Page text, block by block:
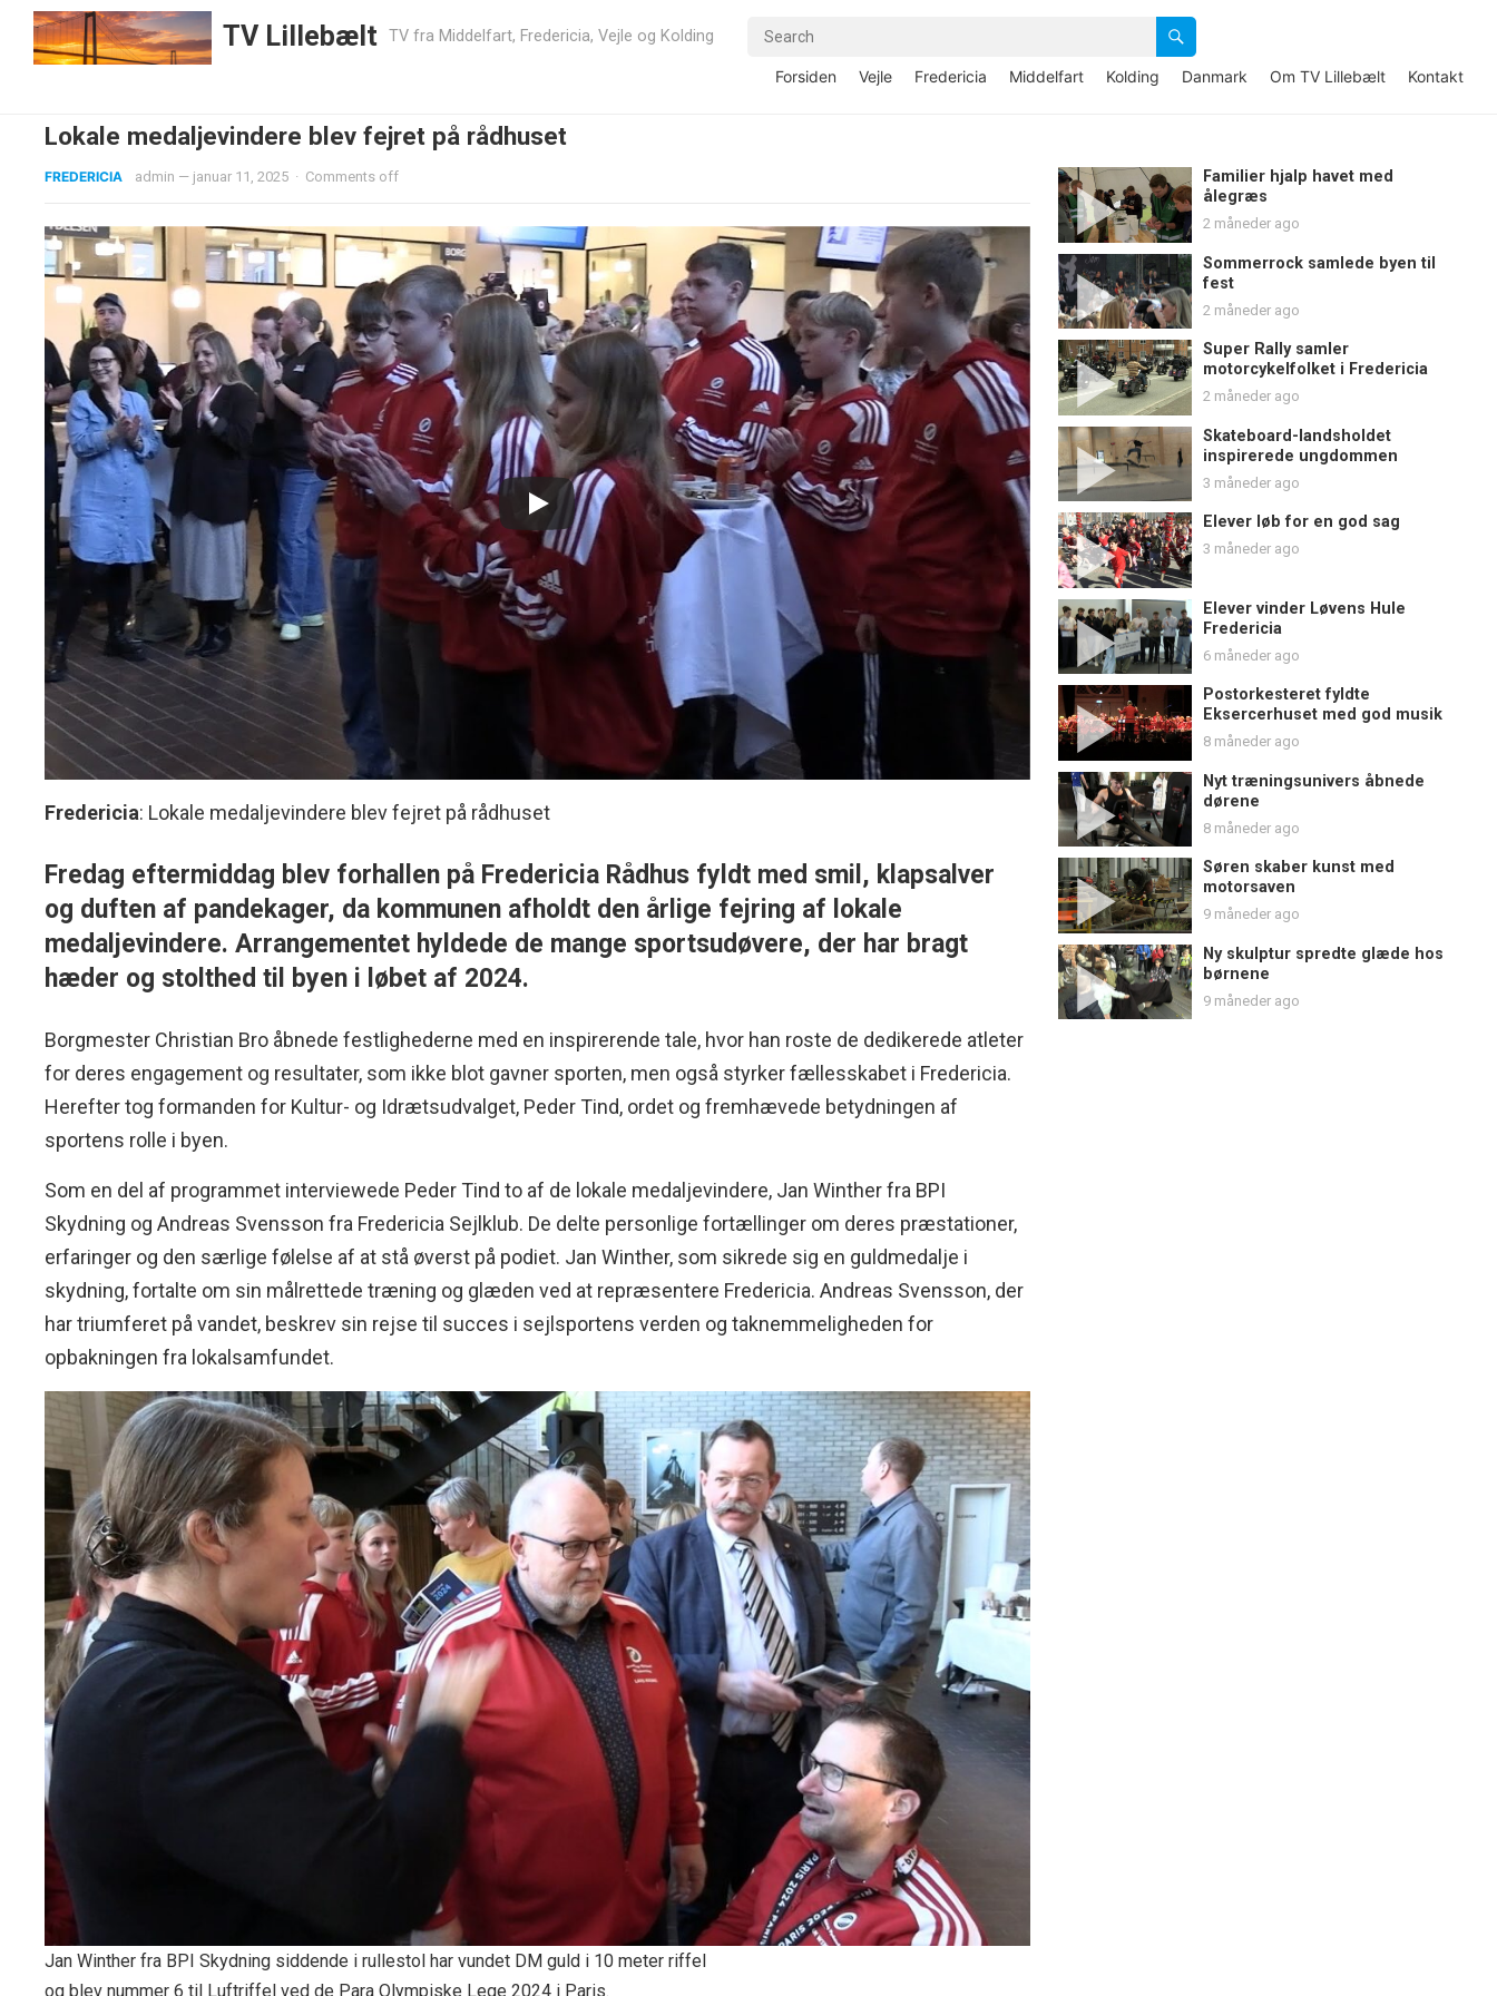
TV Lillebælt TV fra Middelfart, Fredericia, Vejle og Kolding
Forsiden Vejle Fredericia Middelfart Kolding Danmark Om TV Lillebælt Kontakt
Lokale medaljevindere blev fejret på rådhuset
FREDERICIA admin — januar 11, 2025 · Comments off
Fredericia: Lokale medaljevindere blev fejret på rådhuset
Fredag eftermiddag blev forhallen på Fredericia Rådhus fyldt med smil, klapsalver
og duften af pandekager, da kommunen afholdt den årlige fejring af lokale
medaljevindere. Arrangementet hyldede de mange sportsudøvere, der har bragt
hæder og stolthed til byen i løbet af 2024.
Borgmester Christian Bro åbnede festlighederne med en inspirerende tale, hvor han roste de dedikerede atleter
for deres engagement og resultater, som ikke blot gavner sporten, men også styrker fællesskabet i Fredericia.
Herefter tog formanden for Kultur- og Idrætsudvalget, Peder Tind, ordet og fremhævede betydningen af
sportens rolle i byen.
Som en del af programmet interviewede Peder Tind to af de lokale medaljevindere, Jan Winther fra BPI
Skydning og Andreas Svensson fra Fredericia Sejlklub. De delte personlige fortællinger om deres præstationer,
erfaringer og den særlige følelse af at stå øverst på podiet. Jan Winther, som sikrede sig en guldmedalje i
skydning, fortalte om sin målrettede træning og glæden ved at repræsentere Fredericia. Andreas Svensson, der
har triumferet på vandet, beskrev sin rejse til succes i sejlsportens verden og taknemmeligheden for
opbakningen fra lokalsamfundet.
Jan Winther fra BPI Skydning siddende i rullestol har vundet DM guld i 10 meter riffel
og blev nummer 6 til Luftriffel ved de Para Olympiske Lege 2024 i Paris.
Familier hjalp havet med
ålegræs
2 måneder ago
Sommerrock samlede byen til
fest
2 måneder ago
Super Rally samler
motorcykelfolket i Fredericia
2 måneder ago
Skateboard-landsholdet
inspirerede ungdommen
3 måneder ago
Elever løb for en god sag
3 måneder ago
Elever vinder Løvens Hule
Fredericia
6 måneder ago
Postorkesteret fyldte
Eksercerhuset med god musik
8 måneder ago
Nyt træningsunivers åbnede
dørene
8 måneder ago
Søren skaber kunst med
motorsaven
9 måneder ago
Ny skulptur spredte glæde hos
børnene
9 måneder ago